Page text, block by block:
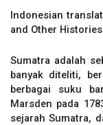
Indonesian
and Other
Sumatra adalah
banyak diteliti,
berbagai suku
Marsden pada
sejarah Sumatra,